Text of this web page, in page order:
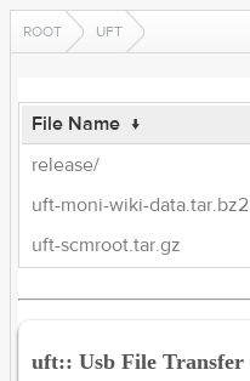
ROOT UFT
File Name ↓
release/
uft-moni-wiki-data.tar.bz2
uft-scmroot.tar.gz
uft:: Usb File Transfer